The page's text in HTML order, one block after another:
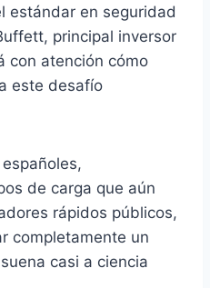
estándar en seguridad
principal inversor
con atención cómo
este desafío
de carga que aún
rápidos públicos,
completamente un
casi a ciencia